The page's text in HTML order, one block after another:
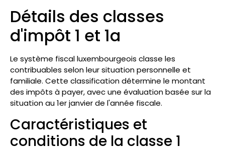
Détails des classes
d'impôt 1 et 1a
Le système fiscal luxembourgeois classe les
contribuables selon leur situation personnelle et
familiale. Cette classification détermine le montant
des impôts à payer, avec une évaluation basée sur la
situation au 1er janvier de l'année fiscale.
Caractéristiques et
conditions de la classe 1